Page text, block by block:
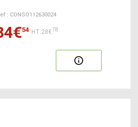
: CONSO112630024
54 HT:28€78